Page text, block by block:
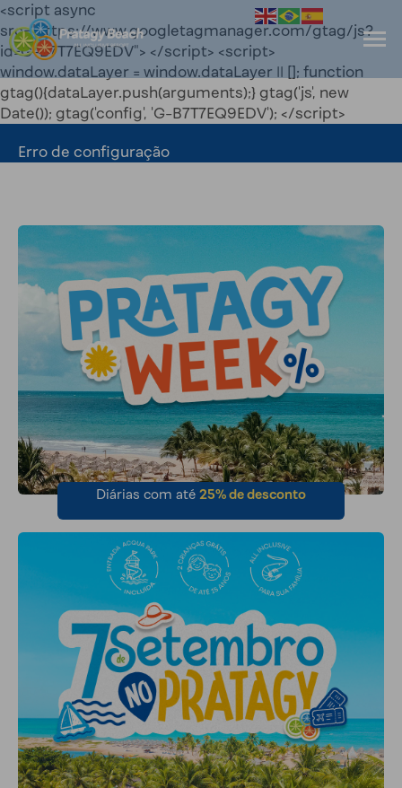
<script async
src="https://www.googletagmanager.com/gtag/js?
id=G-B7T7EQ9EDV"> </script> <script>
window.dataLayer = window.dataLayer || []; function
gtag(){dataLayer.push(arguments);} gtag('js', new
Date()); gtag('config', 'G-B7T7EQ9EDV'); </script>
Erro de configuração
Diárias com até 25% de desconto